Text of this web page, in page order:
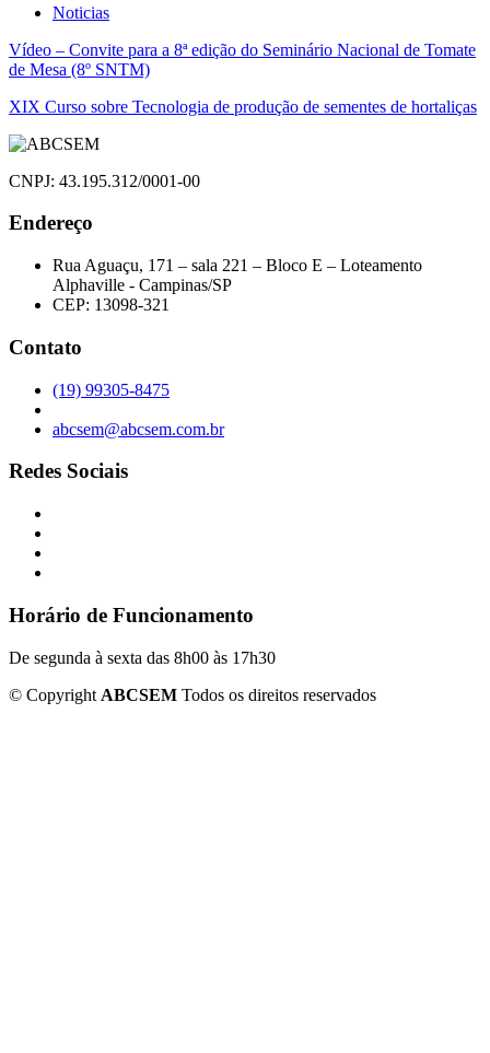
Noticias
Navegação
de
Post
Vídeo – Convite para a 8ª edição do Seminário Nacional de Tomate
de Mesa (8º SNTM)
XIX Curso sobre Tecnologia de produção de sementes de hortaliças
CNPJ: 43.195.312/0001-00
Endereço
Rua Aguaçu, 171 – sala 221 – Bloco E – Loteamento
Alphaville - Campinas/SP
CEP: 13098-321
Contato
(19) 99305-8475
abcsem@abcsem.com.br
Redes Sociais
Horário de Funcionamento
De segunda à sexta das 8h00 às 17h30
© Copyright ABCSEM Todos os direitos reservados